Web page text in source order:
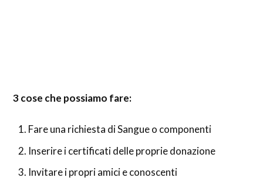
3 cose che possiamo fare:
Fare una richiesta di Sangue o componenti
Inserire i certificati delle proprie donazione
Invitare i propri amici e conoscenti